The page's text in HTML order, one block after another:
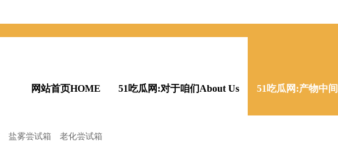
网站首页HOME 51吃瓜网:对于咱们About Us 51吃瓜网:产物中
盐雾尝试箱 老化尝试箱